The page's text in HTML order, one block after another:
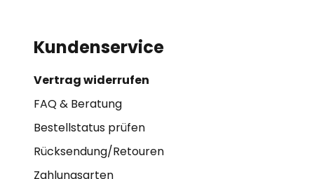
Kundenservice
Vertrag widerrufen
FAQ & Beratung
Bestellstatus prüfen
Rücksendung/Retouren
Zahlungsarten